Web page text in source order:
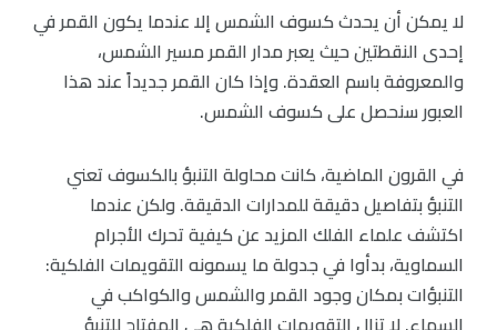
لا يمكن أن يحدث كسوف الشمس إلا عندما يكون القمر في
إحدى النقطتين حيث يعبر مدار القمر مسير الشمس،
والمعروفة باسم العقدة. وإذا كان القمر جديداً عند هذا
العبور سنحصل على كسوف الشمس.
في القرون الماضية، كانت محاولة التنبؤ بالكسوف تعني
التنبؤ بتفاصيل دقيقة للمدارات الدقيقة. ولكن عندما
اكتشف علماء الفلك المزيد عن كيفية تحرك الأجرام
السماوية، بدأوا في جدولة ما يسمونه التقويمات الفلكية:
التنبؤات بمكان وجود القمر والشمس والكواكب في